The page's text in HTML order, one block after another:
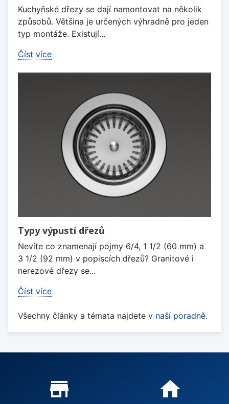
Kuchyňské dřezy se dají namontovat na několik
způsobů. Většina je určených výhradně pro jeden
typ montáže. Existují...
Číst více
Typy výpustí dřezů
Nevíte co znamenají pojmy 6/4, 1 1/2 (60 mm) a
3 1/2 (92 mm) v popiscích dřezů? Granitové i
nerezové dřezy se...
Číst více
Všechny články a témata najdete v naší poradně.
Proč nakupovat u nás?
store_mall_directory home